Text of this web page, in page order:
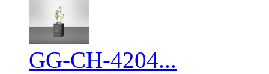
GG-CH-4204...